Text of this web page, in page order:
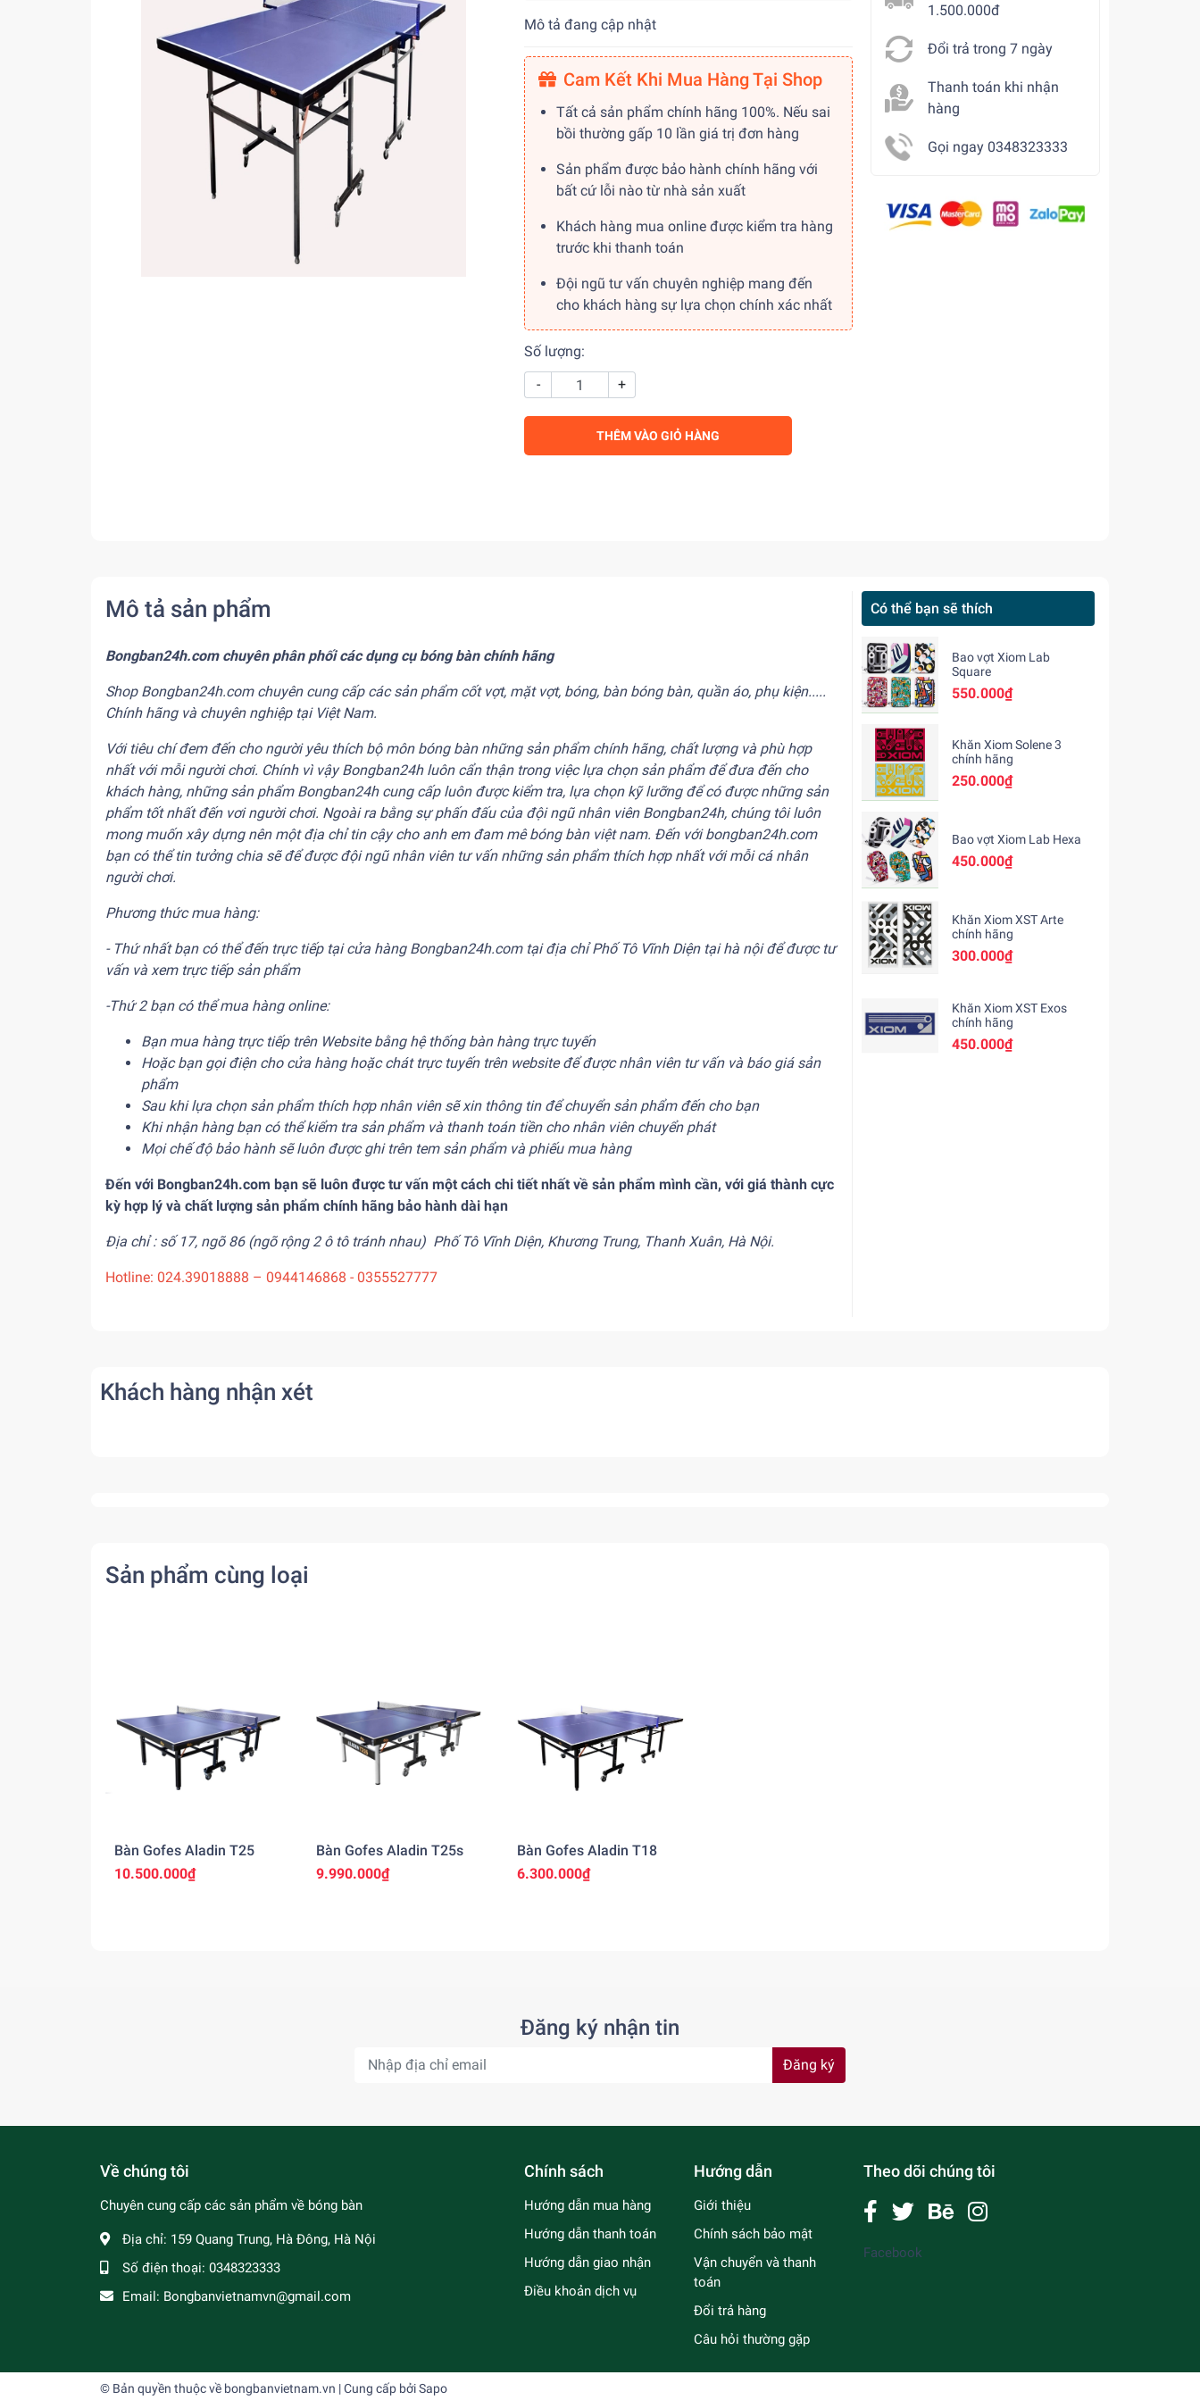
Mô tả đang cập nhật
Cam Kết Khi Mua Hàng Tại Shop
Tất cả sản phẩm chính hãng 100%. Nếu sai
bồi thường gấp 10 lần giá trị đơn hàng
Sản phẩm được bảo hành chính hãng với
bất cứ lỗi nào từ nhà sản xuất
Khách hàng mua online được kiểm tra hàng
trước khi thanh toán
Đội ngũ tư vấn chuyên nghiệp mang đến
cho khách hàng sự lựa chọn chính xác nhất
Số lượng:
-
+
THÊM VÀO GIỎ HÀNG
1.500.000đ
Đổi trả trong 7 ngày
Thanh toán khi nhận
hàng
Gọi ngay 0348323333
Mô tả sản phẩm
Bongban24h.comchuyên phân phối các dụng cụ bóng bàn chính hãng
Shop Bongban24h.com chuyên cung cấp các sản phẩm cốt vợt, mặt vợt, bóng, bàn bóng bàn, quần áo, phụ kiện.....
Chính hãng và chuyên nghiệp tại Việt Nam.
Với tiêu chí đem đến cho người yêu thích bộ môn bóng bàn những sản phẩm chính hãng, chất lượng và phù hợp
nhất với mỗi người chơi. Chính vì vậy Bongban24h luôn cẩn thận trong việc lựa chọn sản phẩm để đưa đến cho
khách hàng, những sản phẩm Bongban24h cung cấp luôn được kiểm tra, lựa chọn kỹ lưỡng để có được những sản
phẩm tốt nhất đến vơi người chơi. Ngoài ra bằng sự phấn đấu của đội ngũ nhân viên Bongban24h, chúng tôi luôn
mong muốn xây dựng nên một địa chỉ tin cậy cho anh em đam mê bóng bàn việt nam. Đến với bongban24h.com
bạn có thể tin tưởng chia sẽ để được đội ngũ nhân viên tư vấn những sản phẩm thích hợp nhất với mỗi cá nhân
người chơi.
Phương thức mua hàng:
- Thứ nhất bạn có thể đến trực tiếp tại cửa hàng Bongban24h.com tại địa chỉ Phố Tô Vĩnh Diện tại hà nội để được tư
vấn và xem trực tiếp sản phẩm
-Thứ 2 bạn có thể mua hàng online:
Bạn mua hàng trực tiếp trên Website bằng hệ thống bàn hàng trực tuyến
Hoặc bạn gọi điện cho cửa hàng hoặc chát trực tuyến trên website để được nhân viên tư vấn và báo giá sản
phẩm
Sau khi lựa chọn sản phẩm thích hợp nhân viên sẽ xin thông tin để chuyển sản phẩm đến cho bạn
Khi nhận hàng bạn có thể kiểm tra sản phẩm và thanh toán tiền cho nhân viên chuyển phát
Mọi chế độ bảo hành sẽ luôn được ghi trên tem sản phẩm và phiếu mua hàng
Đến với Bongban24h.com bạn sẽ luôn được tư vấn một cách chi tiết nhất về sản phẩm mình cần, với giá thành cực
kỳ hợp lý và chất lượng sản phẩm chính hãng bảo hành dài hạn
Địa chỉ : số 17, ngõ 86 (ngõ rộng 2 ô tô tránh nhau) Phố Tô Vĩnh Diện, Khương Trung, Thanh Xuân, Hà Nội.
Hotline: 024.39018888 – 0944146868 - 0355527777
Có thể bạn sẽ thích
Bao vợt Xiom Lab
Square
550.000₫
Khăn Xiom Solene 3
chính hãng
250.000₫
Bao vợt Xiom Lab Hexa
450.000₫
Khăn Xiom XST Arte
chính hãng
300.000₫
Khăn Xiom XST Exos
chính hãng
450.000₫
Khách hàng nhận xét
Sản phẩm cùng loại
Bàn Gofes Aladin T25
10.500.000₫
Bàn Gofes Aladin T25s
9.990.000₫
Bàn Gofes Aladin T18
6.300.000₫
Đăng ký nhận tin
Đăng ký
Về chúng tôi
Chuyên cung cấp các sản phẩm về bóng bàn
Địa chỉ: 159 Quang Trung, Hà Đông, Hà Nội
Số điện thoại: 0348323333
Email: Bongbanvietnamvn@gmail.com
Chính sách
Hướng dẫn mua hàng
Hướng dẫn thanh toán
Hướng dẫn giao nhận
Điều khoản dịch vụ
Hướng dẫn
Giới thiệu
Chính sách bảo mật
Vận chuyển và thanh
toán
Đổi trả hàng
Câu hỏi thường gặp
Theo dõi chúng tôi
Facebook
© Bản quyền thuộc về bongbanvietnam.vn | Cung cấp bởiSapo